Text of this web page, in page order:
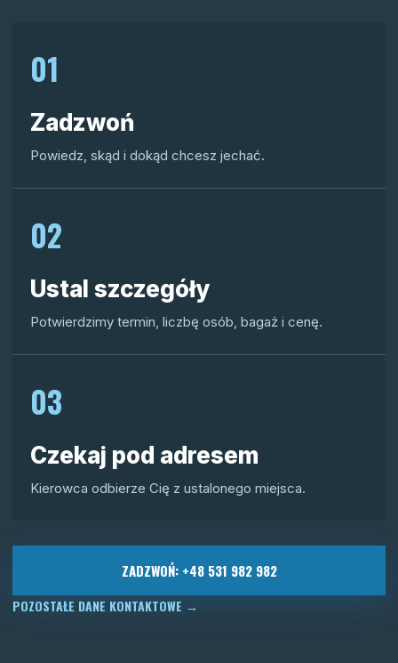
01
Zadzwoń
Powiedz, skąd i dokąd chcesz jechać.
02
Ustal szczegóły
Potwierdzimy termin, liczbę osób, bagaż i cenę.
03
Czekaj pod adresem
Kierowca odbierze Cię z ustalonego miejsca.
ZADZWOŃ: +48 531 982 982
POZOSTAŁE DANE KONTAKTOWE →